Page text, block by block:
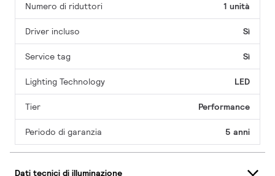
Numero di riduttori 1 unità
Driver incluso Sì
Service tag Sì
Lighting Technology LED
Tier Performance
Periodo di garanzia 5 anni
Dati tecnici di illuminazione